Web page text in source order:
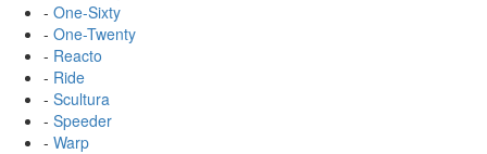
- One-Sixty
- One-Twenty
- Reacto
- Ride
- Scultura
- Speeder
- Warp